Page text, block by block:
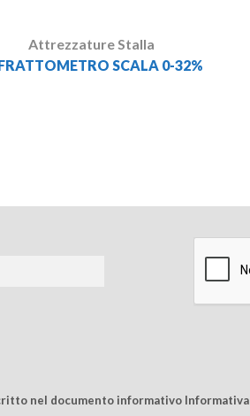
Attrezzature Stalla
SCALA 0-32%
nel documento informativo